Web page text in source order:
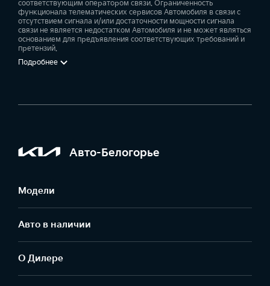
соответствующим оператором связи. Ограниченность
функционала телематических сервисов Автомобиля в связи с
отсутствием сигнала и/или достаточности мощности сигнала
связи не является недостатком Автомобиля и не может являться
основанием для предъявления соответствующих требований и
претензий.
Подробнее
Авто-Белогорье
Модели
Авто в наличии
О Дилере